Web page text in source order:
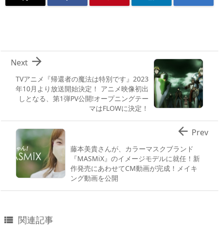
TVアニメ『帰還者の魔法は特別です』2023
年10月より放送開始決定！ アニメ映像初出
しとなる、第1弾PV公開!オープニングテー
マはFLOWに決定！

Next
藤本美貴さんが、カラーマスクブランド
『MASMiX』のイメージモデルに就任！新
作発売にあわせてCM動画が完成！メイキ
ング動画を公開
 Prev
 関連記事